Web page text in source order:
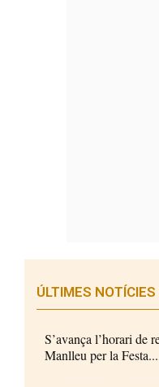
ÚLTIMES
S’avança l’horari de
Manlleu per la Festa...